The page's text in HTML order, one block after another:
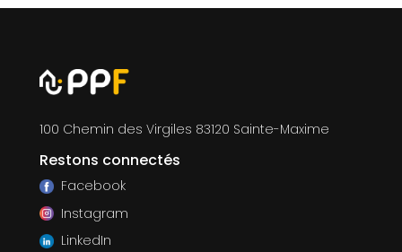
100 Chemin des Virgiles 83120 Sainte-Maxime
Restons connectés
Facebook
Instagram
LinkedIn